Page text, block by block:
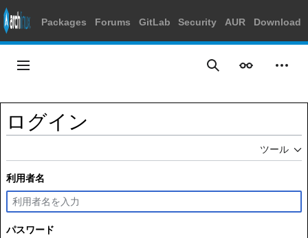
Packages Forums GitLab Security AUR Download
ス
プ
メインメニュー 検索 表示 個人
ログイン
ツール
利用者名
パスワード